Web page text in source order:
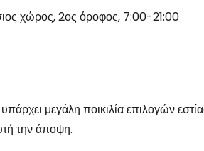
χώρος, 2ος όροφος, 7:00-21:00
μεγάλη ποικιλία επιλογών
την άποψη.